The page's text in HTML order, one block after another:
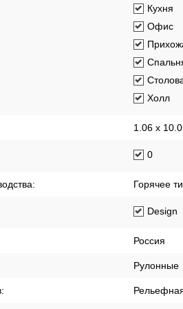
Кухня
Офис
Холл
1.06 x
0
Горячее
Design
Россия
Рулонные